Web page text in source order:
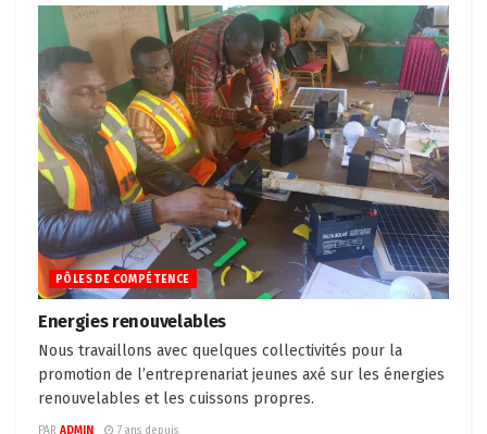
PÔLES DE COMPÉTENCE
Energies renouvelables
Nous travaillons avec quelques collectivités pour la
promotion de l’entreprenariat jeunes axé sur les énergies
renouvelables et les cuissons propres.
PAR ADMIN 7 ans depuis